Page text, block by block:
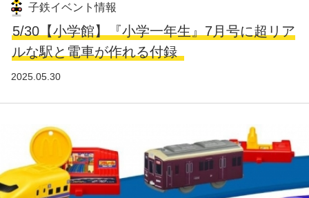
子鉄イベント情報
5/30【小学館】『小学一年生』7月号に超リア
ルな駅と電車が作れる付録
2025.05.30